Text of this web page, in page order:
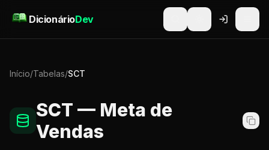
DicionárioDev
Início/Tabelas/SCT
SCT — Meta de
Vendas